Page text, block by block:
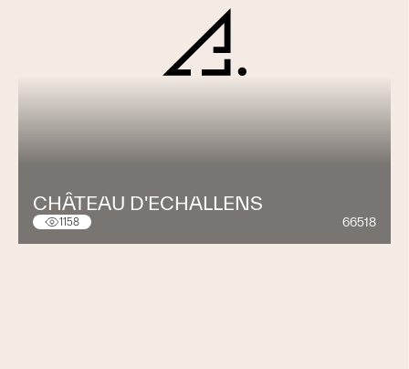
CHÂTEAU D'ECHALLENS
1158 66518